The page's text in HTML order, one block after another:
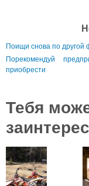
Поищи снова по другой
Порекомендуй
приобрести
Тебя